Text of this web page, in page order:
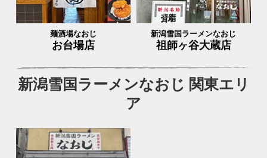
麺酒場なおじ
お台場店
新潟雪国ラーメンなおじ
祖師ヶ谷大蔵店
新潟雪国ラーメンなおじ 関東エリ
ア